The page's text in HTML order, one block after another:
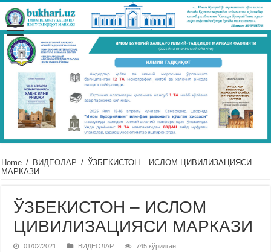
Home / ВИДЕОЛАР / ЎЗБЕКИСТОН – ИСЛОМ ЦИВИЛИЗАЦИЯСИ
МАРКАЗИ
ЎЗБЕКИСТОН – ИСЛОМ
ЦИВИЛИЗАЦИЯСИ МАРКАЗИ
01/02/2021 ВИДЕОЛАР 745 кўрилган